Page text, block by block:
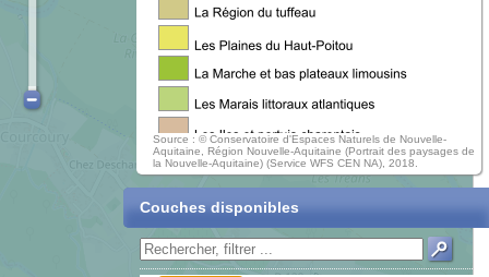
Source : © Conservatoire d'Espaces Naturels de Nouvelle-
Aquitaine, Région Nouvelle-Aquitaine (Portrait des paysages de
la Nouvelle-Aquitaine) (Service WFS CEN NA), 2018.
Couches disponibles